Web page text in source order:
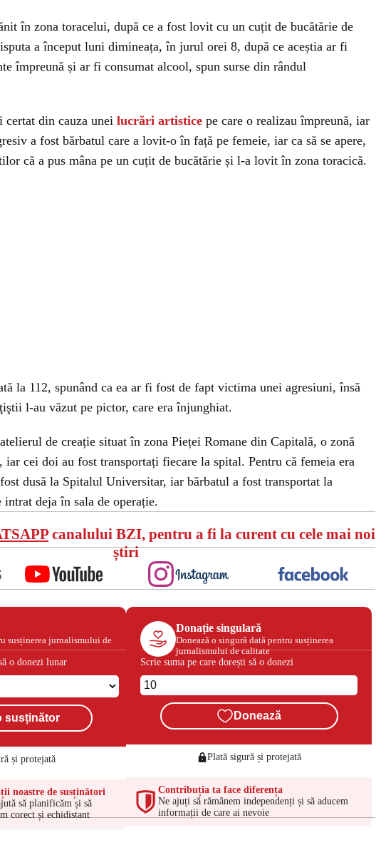
în zona toracelui, după ce a fost lovit cu un cuțit de bucătărie de
a început luni dimineața, în jurul orei 8, după ce aceștia ar fi
împreună și ar fi consumat alcool, spun surse din rândul
certat din cauza unei lucrări artistice pe care o realizau împreună, iar
a fost bărbatul care a lovit-o în față pe femeie, iar ca să se apere,
că a pus mâna pe un cuțit de bucătărie și l-a lovit în zona toracică.
la 112, spunând ca ea ar fi fost de fapt victima unei agresiuni, însă
l-au văzut pe pictor, care era înjunghiat.
de creație situat în zona Pieței Romane din Capitală, o zonă
iar cei doi au fost transportați fiecare la spital. Pentru că femeia era
dusă la Spitalul Universitar, iar bărbatul a fost transportat la
deja în sala de operație.
canalului BZI, pentru a fi la curent cu cele mai noi
știri
susținerea jurnalismului de
o donezi lunar
susținător
și protejată
noastre de susținători
să planificăm și să
corect și echidistant
Donație singulară
Donează o singură dată pentru susținerea
jurnalismului de calitate
Scrie suma pe care dorești să o donezi
Donează
Plată sigură și protejată
Contribuția ta face diferența
Ne ajuți să rămânem independenți și să aducem
informații de care ai nevoie